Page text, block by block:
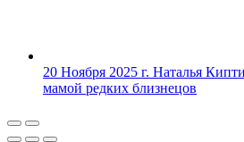
20 Ноября 2025 г. Наталья
мамой редких близнецов